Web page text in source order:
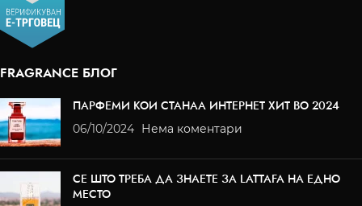
FRAGRANCE БЛОГ
ПАРФЕМИ КОИ СТАНАА ИНТЕРНЕТ ХИТ ВО 2024
06/10/2024 Нема коментари
СЕ ШТО ТРЕБА ДА ЗНАЕТЕ ЗА LATTAFA НА ЕДНО
МЕСТО